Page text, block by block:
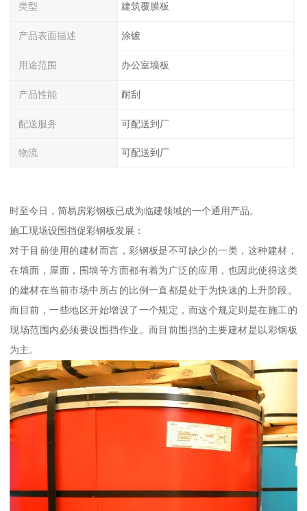
类型 建筑覆膜板
产品表面描述 涂镀
用途范围 办公室墙板
产品性能 耐刮
配送服务 可配送到厂
物流 可配送到厂
时至今日，简易房彩钢板已成为临建领域的一个通用产品。
施工现场设围挡促彩钢板发展：
对于目前使用的建材而言，彩钢板是不可缺少的一类，这种建材，
在墙面，屋面，围墙等方面都有着为广泛的应用，也因此使得这类
的建材在当前市场中所占的比例一直都是处于为快速的上升阶段。
而目前，一些地区开始增设了一个规定，而这个规定则是在施工的
现场范围内必须要设围挡作业。而目前围挡的主要建材是以彩钢板
为主。